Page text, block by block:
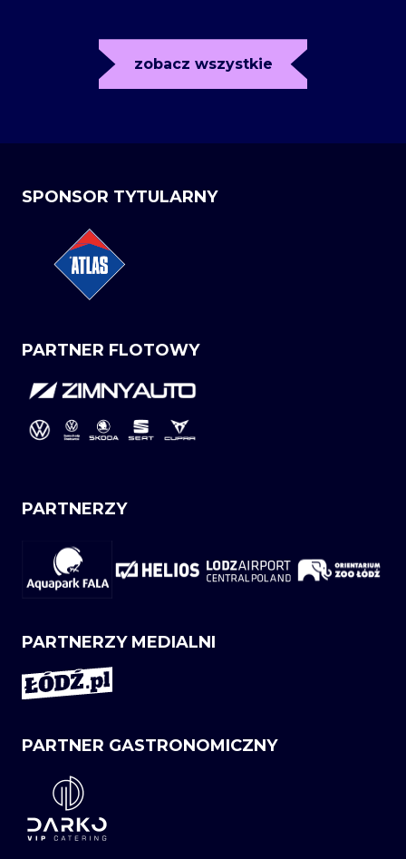
zobacz wszystkie
SPONSOR TYTULARNY
PARTNER FLOTOWY
PARTNERZY
PARTNERZY MEDIALNI
PARTNER GASTRONOMICZNY